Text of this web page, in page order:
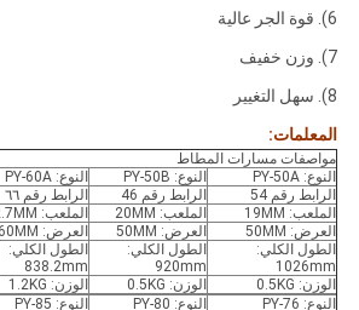
6). قوة الجر عالية
7). وزن خفيف
8). سهل التغيير
المعلمات:
مواصفات مسارات المطاط
النوع: PY-50A
النوع: PY-50B النوع: PY-60A
الرابط رقم 54
الرابط رقم 46 الرابط رقم ٦٦
الملعب: 19MM
الملعب: 20MM الملعب: 12.7MM
العرض: 50MM
العرض: 50MM العرض: 60MM
الطول الكلي:
1026mm
الطول الكلي:
920mm
الطول الكلي:
838.2mm
الوزن: 0.5KG
الوزن: 0.5KG الوزن: 1.2KG
النوع: PY-76
النوع: PY-80 النوع: PY-85